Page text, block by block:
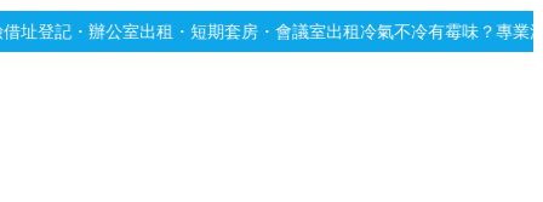
・短期套房・會議室出租冷氣不冷有霉味？專業深洗・免費估價網站